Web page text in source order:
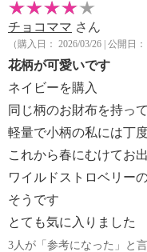
チョコママ さん
（購入日： 2026/03/26 | 公開日：
花柄が可愛いです
ネイビーを購入
同じ柄のお財布を持っ
軽量で小柄の私には丁
これから春にむけてお
ワイルドストロベリー
そうです
とても気に入りました
3人が「参考になった」と